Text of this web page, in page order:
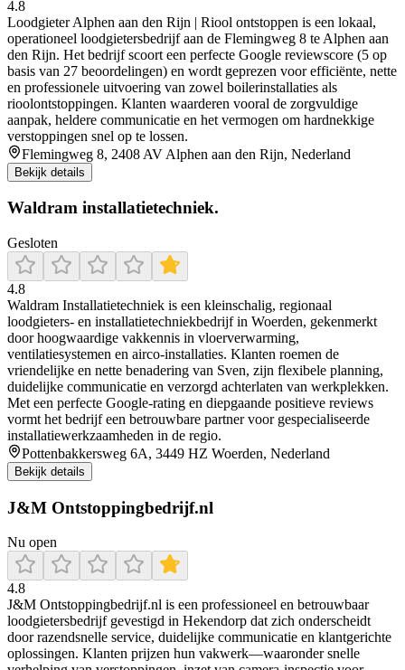
4.8
Loodgieter Alphen aan den Rijn | Riool ontstoppen is een lokaal,
operationeel loodgietersbedrijf aan de Flemingweg 8 te Alphen aan
den Rijn. Het bedrijf scoort een perfecte Google reviewscore (5 op
basis van 27 beoordelingen) en wordt geprezen voor efficiënte, nette
en professionele uitvoering van zowel boilerinstallaties als
rioolontstoppingen. Klanten waarderen vooral de zorgvuldige
aanpak, heldere communicatie en het vermogen om hardnekkige
verstoppingen snel op te lossen.
Flemingweg 8, 2408 AV Alphen aan den Rijn, Nederland
Bekijk details
Waldram installatietechniek.
Gesloten
4.8
Waldram Installatietechniek is een kleinschalig, regionaal
loodgieters- en installatietechniekbedrijf in Woerden, gekenmerkt
door hoogwaardige vakkennis in vloerverwarming,
ventilatiesystemen en airco-installaties. Klanten roemen de
vriendelijke en nette benadering van Sven, zijn flexibele planning,
duidelijke communicatie en verzorgd achterlaten van werkplekken.
Met een perfecte Google-rating en diepgaande positieve reviews
vormt het bedrijf een betrouwbare partner voor gespecialiseerde
installatiewerkzaamheden in de regio.
Pottenbakkersweg 6A, 3449 HZ Woerden, Nederland
Bekijk details
J&M Ontstoppingbedrijf.nl
Nu open
4.8
J&M Ontstoppingbedrijf.nl is een professioneel en betrouwbaar
loodgietersbedrijf gevestigd in Hekendorp dat zich onderscheidt
door razendsnelle service, duidelijke communicatie en klantgerichte
oplossingen. Klanten prijzen hun vakwerk—waaronder snelle